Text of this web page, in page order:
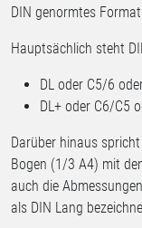
DIN genormtes
Hauptsächlich steht
DL oder C5/6
DL+ oder C6/C5
Darüber hinaus
Bogen (1/3 A4) mit
auch die
als DIN Lang